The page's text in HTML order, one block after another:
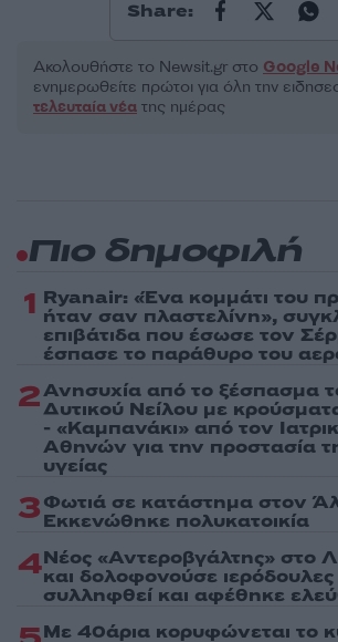
Share:
Ακολουθήστε το Νewsit.gr στο Google
ενημερωθείτε πρώτοι για όλη την
τελευταία νέα της ημέρας
Πιο δημοφιλή
1 Ryanair: «Ένα κομμάτι του
ήταν σαν πλαστελίνη»,
επιβάτιδα που έσωσε τον
έσπασε το παράθυρο του
2Ανησυχία από το ξέσπασμα
Δυτικού Νείλου με
- «Καμπανάκι» από τον
Αθηνών για την προστασία
υγείας
3Φωτιά σε κατάστημα στον
Εκκενώθηκε πολυκατοικία
4Νέος «Αντεροβγάλτης» στο
και δολοφονούσε ιερόδουλες
συλληφθεί και αφέθηκε
Με 40άρια κορυφώνεται το